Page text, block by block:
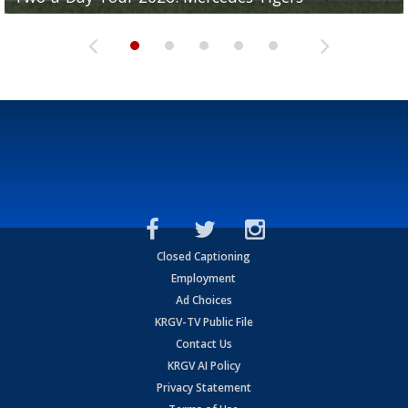
Closed Captioning
Employment
Ad Choices
KRGV-TV Public File
Contact Us
KRGV AI Policy
Privacy Statement